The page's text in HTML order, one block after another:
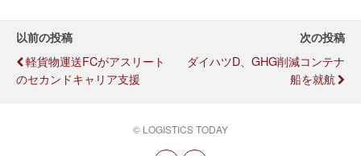
以前の投稿
軽貨物運送FCがアスリート
のセカンドキャリア支援
次の投稿
ダイハツD、GHG削減コンテナ
船を就航
© LOGISTICS TODAY